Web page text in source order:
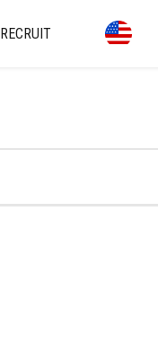
RECRUIT